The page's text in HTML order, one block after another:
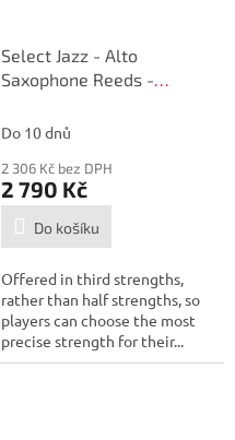
Select Jazz - Alto
Saxophone Reeds -
Do 10 dnů
2 306 Kč bez DPH
2 790 Kč
Do košíku
Offered in third strengths,
rather than half strengths, so
players can choose the most
precise strength for their...